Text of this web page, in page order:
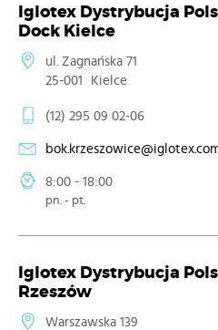
Iglotex Dystrybucja
Dock Kielce
ul. Zagnańska 71
25-001
Kielce
(12) 295 09 02-06
8:00 - 18:00
pn. - pt.
Iglotex Dystrybucja
Rzeszów
Warszawska 139